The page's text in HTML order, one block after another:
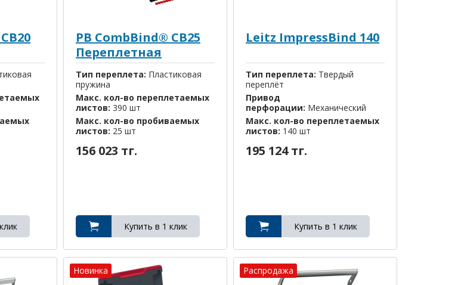
PB CombBind® CB25
Переплетная
машина
Тип переплета: Пластиковая
пружина
Макс. кол-во переплетаемых
листов: 390 шт
Макс. кол-во пробиваемых
листов: 25 шт
156 023 тг.
Leitz ImpressBind 140
Тип переплета: Твердый
переплёт
Привод
перфорации: Механический
Макс. кол-во переплетаемых
листов: 140 шт
195 124 тг.
Новинка Распродажа